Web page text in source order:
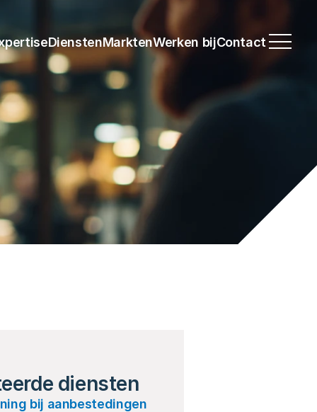
DienstenMarktenWerken bijContact
diensten
bij aanbestedingen